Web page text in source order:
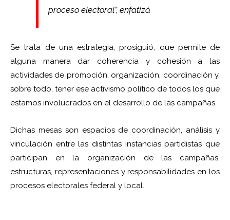
proceso electoral”, enfatizó.
Se trata de una estrategia, prosiguió, que permite de
alguna manera dar coherencia y cohesión a las
actividades de promoción, organización, coordinación y,
sobre todo, tener ese activismo político de todos los que
estamos involucrados en el desarrollo de las campañas.
Dichas mesas son espacios de coordinación, análisis y
vinculación entre las distintas instancias partidistas que
participan en la organización de las campañas,
estructuras, representaciones y responsabilidades en los
procesos electorales federal y local.